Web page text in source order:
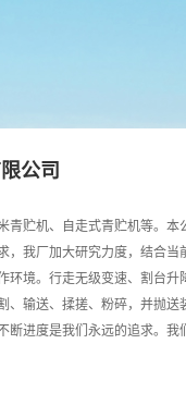
公司
贮机、自走式青贮机等。
我厂加大研究力度，结合当
境。行走无级变速、割台
输送、揉搓、粉碎，并抛送
进度是我们永远的追求。